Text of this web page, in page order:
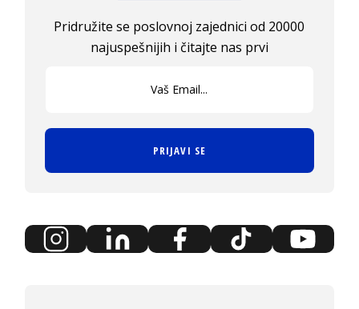
Pridružite se poslovnoj zajednici od 20000
najuspešnijih i čitajte nas prvi
PRIJAVI SE